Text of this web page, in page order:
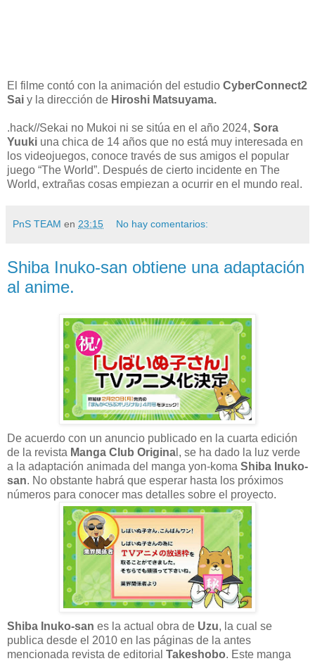
El filme contó con la animación del estudio CyberConnect2
Sai y la dirección de Hiroshi Matsuyama.
.hack//Sekai no Mukoi ni se sitúa en el año 2024, Sora
Yuuki una chica de 14 años que no está muy interesada en
los videojuegos, conoce través de sus amigos el popular
juego “The World”. Después de cierto incidente en The
World, extrañas cosas empiezan a ocurrir en el mundo real.
PnS TEAM en 23:15 No hay comentarios:
Shiba Inuko-san obtiene una adaptación
al anime.
De acuerdo con un anuncio publicado en la cuarta edición
de la revista Manga Club Origina l, se ha dado la luz verde
a la adaptación animada del manga yon-koma Shiba Inuko-
san. No obstante habrá que esperar hasta los próximos
números para conocer mas detalles sobre el proyecto.
Shiba Inuko-san es la actual obra de Uzu, la cual se
publica desde el 2010 en las páginas de la antes
mencionada revista de editorial Takeshobo. Este manga